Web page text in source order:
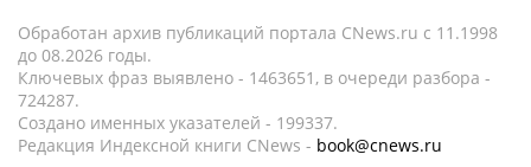
Обработан архив публикаций портала CNews.ru c 11.1998
до 08.2026 годы.
Ключевых фраз выявлено - 1463651, в очереди разбора -
724287.
Создано именных указателей - 199337.
Редакция Индексной книги CNews - book@cnews.ru